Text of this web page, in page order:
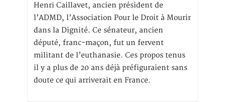
Henri Caillavet, ancien président de
l’ADMD, l’Association Pour le Droit à Mourir
dans la Dignité. Ce sénateur, ancien
député, franc-maçon, fut un fervent
militant de l’euthanasie. Ces propos tenus
il y a plus de 20 ans déjà préfiguraient sans
doute ce qui arriverait en France.